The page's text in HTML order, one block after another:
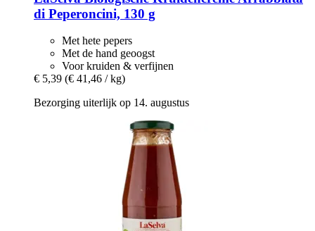
di Peperoncini, 130 g
Met hete pepers
Met de hand geoogst
Voor kruiden & verfijnen
€ 5,39 (€ 41,46 / kg)
Bezorging uiterlijk op 14. augustus